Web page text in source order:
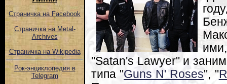
Страничка на Facebook
Страничка на Metal-
Archives
Страничка на Wikipedia
Рок-энциклопедия в
Telegram
"Satan's Lawyer" и
типа "Guns N' Roses", "